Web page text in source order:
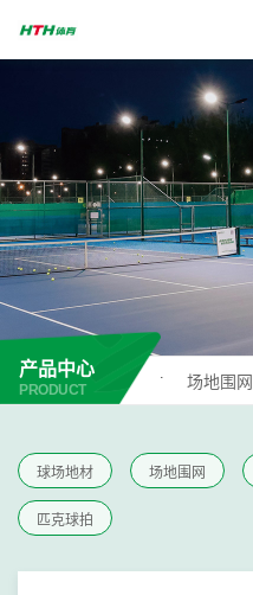
产品中心
PRODUCT 球场地材 场地围网
球场地材 场地围网
匹克球拍